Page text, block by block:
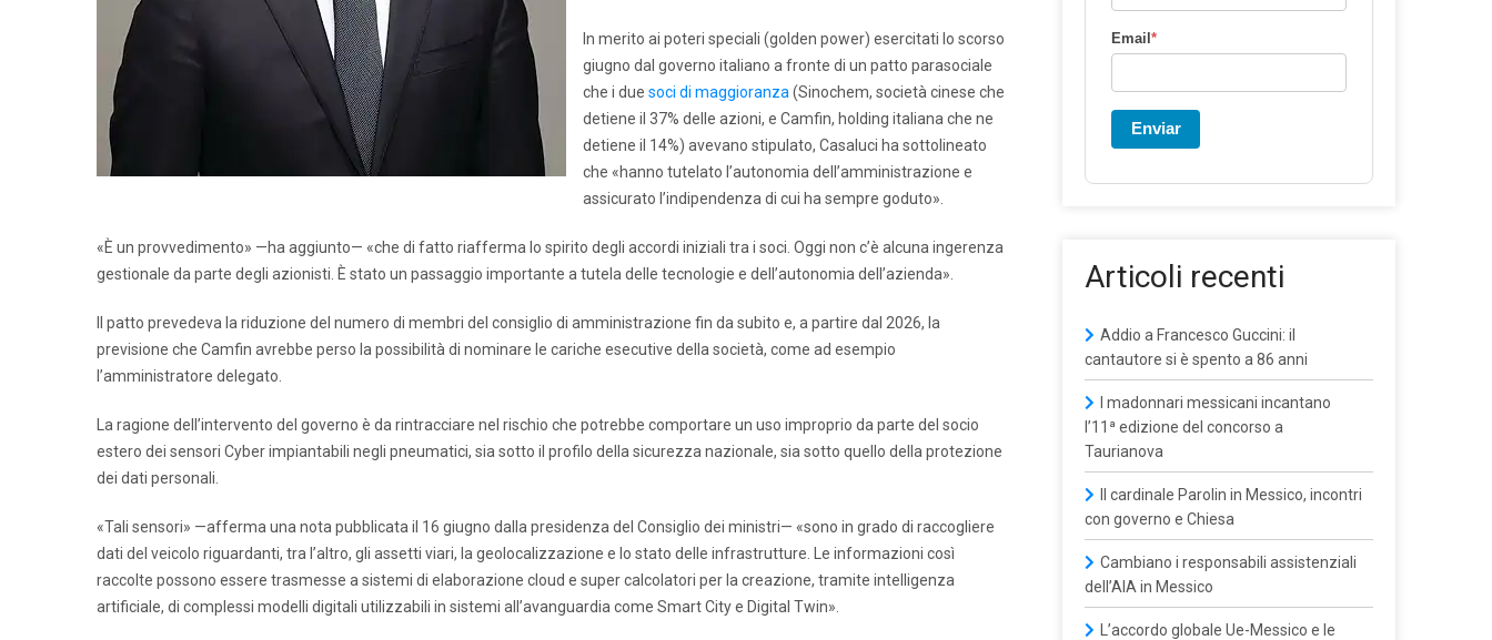
In merito ai poteri speciali (golden power) esercitati lo scorso
giugno dal governo italiano a fronte di un patto parasociale
che i due soci di maggioranza (Sinochem, società cinese che
detiene il 37% delle azioni, e Camfin, holding italiana che ne
detiene il 14%) avevano stipulato, Casaluci ha sottolineato
che «hanno tutelato l’autonomia dell’amministrazione e
assicurato l’indipendenza di cui ha sempre goduto».
«È un provvedimento» —ha aggiunto— «che di fatto riafferma lo spirito degli accordi iniziali tra i soci. Oggi non c’è alcuna ingerenza
gestionale da parte degli azionisti. È stato un passaggio importante a tutela delle tecnologie e dell’autonomia dell’azienda».
Il patto prevedeva la riduzione del numero di membri del consiglio di amministrazione fin da subito e, a partire dal 2026, la
previsione che Camfin avrebbe perso la possibilità di nominare le cariche esecutive della società, come ad esempio
l’amministratore delegato.
La ragione dell’intervento del governo è da rintracciare nel rischio che potrebbe comportare un uso improprio da parte del socio
estero dei sensori Cyber impiantabili negli pneumatici, sia sotto il profilo della sicurezza nazionale, sia sotto quello della protezione
dei dati personali.
«Tali sensori» —afferma una nota pubblicata il 16 giugno dalla presidenza del Consiglio dei ministri— «sono in grado di raccogliere
dati del veicolo riguardanti, tra l’altro, gli assetti viari, la geolocalizzazione e lo stato delle infrastrutture. Le informazioni così
raccolte possono essere trasmesse a sistemi di elaborazione cloud e super calcolatori per la creazione, tramite intelligenza
artificiale, di complessi modelli digitali utilizzabili in sistemi all’avanguardia come Smart City e Digital Twin».
Email *
Enviar
Articoli recenti
Addio a Francesco Guccini: il
cantautore si è spento a 86 anni
I madonnari messicani incantano
l’11ª edizione del concorso a
Taurianova
Il cardinale Parolin in Messico, incontri
con governo e Chiesa
Cambiano i responsabili assistenziali
dell’AIA in Messico
L’accordo globale Ue-Messico e le